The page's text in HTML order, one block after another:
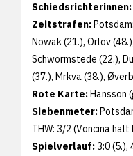
Schiedsrichterinnen:
Zeitstrafen:
Nowak (21.), Orlov
Schwormstede (22.),
(37.), Mrkva (38.),
Rote Karte:Hansson
Siebenmeter:
THW: 3/2 (Voncina hält
Spielverlauf: 3:0 (5.),